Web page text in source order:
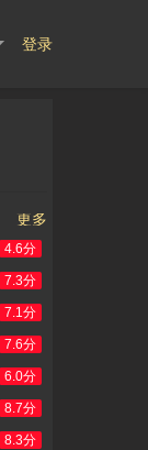
登录
更多
4.6分
7.3分
7.1分
7.6分
6.0分
8.7分
8.3分